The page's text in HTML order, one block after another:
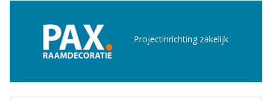
Projectinrichting zakelijk